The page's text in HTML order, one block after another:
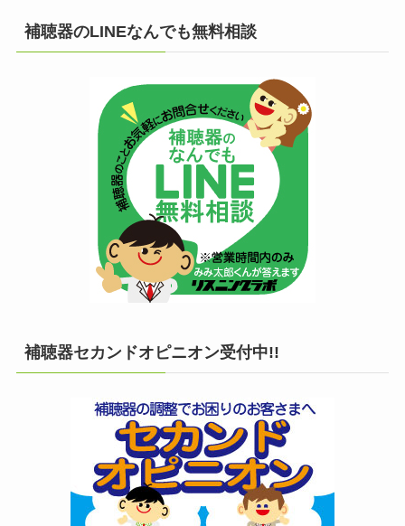
補聴器のLINEなんでも無料相談
補聴器セカンドオピニオン受付中!!